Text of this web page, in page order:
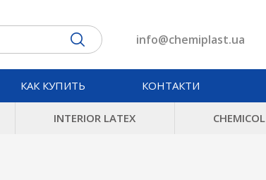
info@chemiplast.ua
КАК КУПИТЬ КОНТАКТИ
INTERIOR LATEX CHEMICOL